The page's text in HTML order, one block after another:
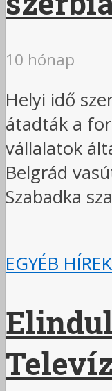
10 hónap
Helyi idő
átadták a
vállalatok
Belgrád
Szabadka
EGYÉB HÍREK